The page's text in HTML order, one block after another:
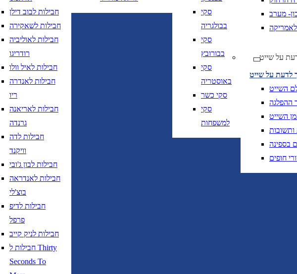
חבילות לבוב דילן
חבילות לשאקירה
חבילות לאוליביה
רודריגו
חבילות לאיל וולו
חבילות לאנדרה
ריו
חבילות לאריאנה
גרנדה
חבילות לדה
וויקנד
חבילות לבון ג'ובי
חבילות לאנדראה
בוצ'לי
חבילות לדיפ
פרפל
חבילות לניק קייב
חבילות ל Thirty
Seconds To
סקי
בבולגריה
סקי
בבורובץ
סקי
באוסטריה
סקי כשר
סקי
למשפחות
מערב
על שייט
לדעת על שייט
השייט
ההפלגה
השייט
בספינה
חופים
תאריך יציאה
נא לוודא בחירת יעד לפני בחירת
תאריך חזרה
DD/MM/YY
תאריך יציאה,